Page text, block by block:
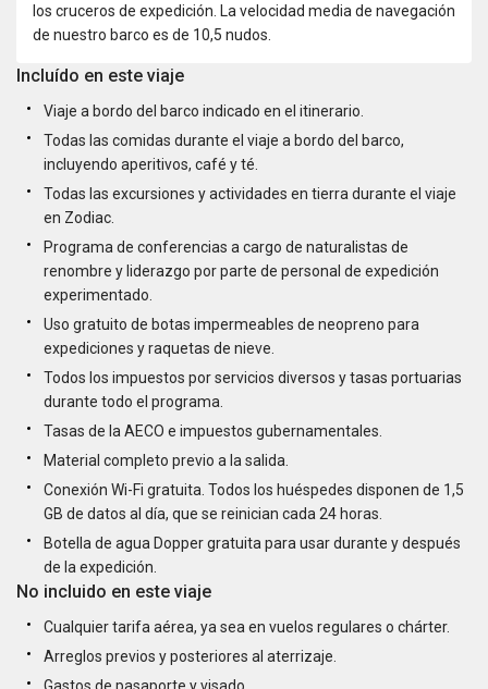
los cruceros de expedición. La velocidad media de navegación
de nuestro barco es de 10,5 nudos.
Incluído en este viaje
Viaje a bordo del barco indicado en el itinerario.
Todas las comidas durante el viaje a bordo del barco,
incluyendo aperitivos, café y té.
Todas las excursiones y actividades en tierra durante el viaje
en Zodiac.
Programa de conferencias a cargo de naturalistas de
renombre y liderazgo por parte de personal de expedición
experimentado.
Uso gratuito de botas impermeables de neopreno para
expediciones y raquetas de nieve.
Todos los impuestos por servicios diversos y tasas portuarias
durante todo el programa.
Tasas de la AECO e impuestos gubernamentales.
Material completo previo a la salida.
Conexión Wi-Fi gratuita. Todos los huéspedes disponen de 1,5
GB de datos al día, que se reinician cada 24 horas.
Botella de agua Dopper gratuita para usar durante y después
de la expedición.
No incluido en este viaje
Cualquier tarifa aérea, ya sea en vuelos regulares o chárter.
Arreglos previos y posteriores al aterrizaje.
Gastos de pasaporte y visado.